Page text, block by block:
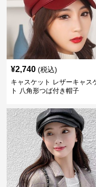
¥2,740 (税込)
キャスケット レザーキャス
ト 八角形つば付き帽子